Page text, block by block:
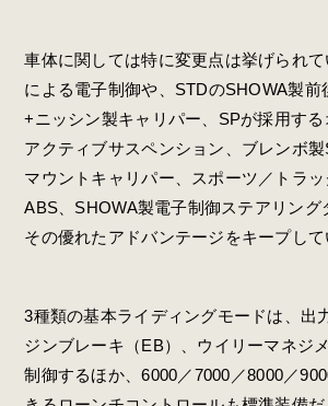
車体に関しては特に変更点は挙げられ
による電子制御や、STDのSHOWA製前
+ニッシン製キャリパー、SPが採用する
アクティブサスペンション、ブレンボ
マウントキャリパー、スポーツ／トラ
ABS、SHOWA製電子制御ステアリング
その優れたアドバンテージをキープして
3種類の基本ライディングモードは、出
ジンブレーキ（EB）、ウイリーマネジ
制御するほか、6000／7000／8000／